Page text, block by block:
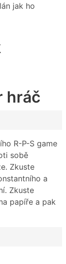
jak ho
hráč
R-P-S game
sobě
Zkuste
a
Zkuste
papíře a pak